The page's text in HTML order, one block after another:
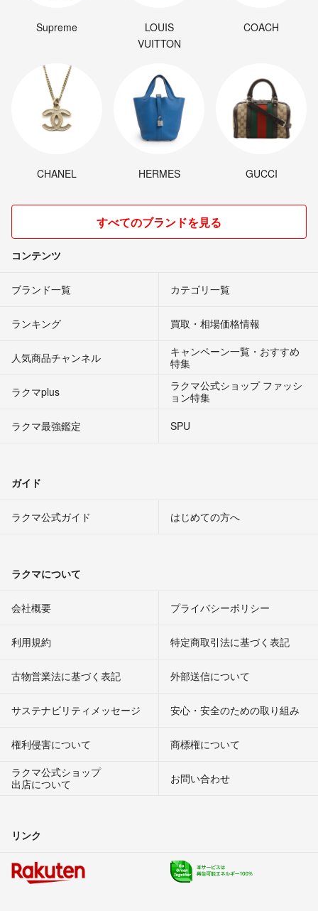
Supreme
LOUIS
VUITTON
COACH
CHANEL HERMES GUCCI
すべてのブランドを見る
コンテンツ
ブランド一覧 カテゴリ一覧
ランキング 買取・相場価格情報
人気商品チャンネル
キャンペーン一覧・おすすめ
特集
ラクマplus
ラクマ公式ショップ ファッシ
ョン特集
ラクマ最強鑑定
SPU
ガイド
ラクマ公式ガイド はじめての方へ
ラクマについて
会社概要 プライバシーポリシー
利用規約 特定商取引法に基づく表記
古物営業法に基づく表記 外部送信について
サステナビリティメッセージ 安心・安全のための取り組み
権利侵害について
商標権について
ラクマ公式ショップ
出店について
お問い合わせ
リンク